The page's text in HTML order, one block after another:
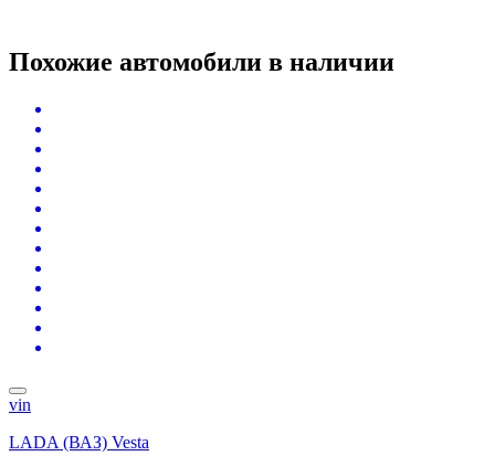
Похожие автомобили в наличии
vin
LADA (ВАЗ) Vesta